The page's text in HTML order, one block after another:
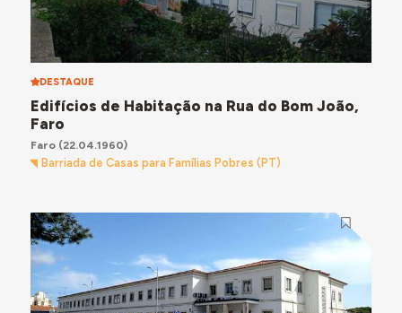
DESTAQUE
Edifícios de Habitação na Rua do Bom João,
Faro
Faro(22.04.1960)
Barriada de Casas para Famílias Pobres (PT)